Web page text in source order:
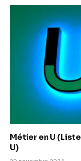
Métier en U
U)